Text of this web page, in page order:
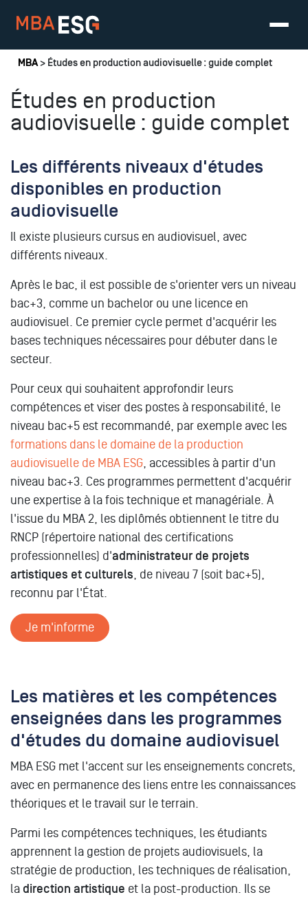
Vous êtes ici
MBA> Études en production audiovisuelle : guide complet
Études en production
audiovisuelle : guide complet
Les différents niveaux d'études
disponibles en production
audiovisuelle
Il existe plusieurs cursus en audiovisuel, avec
différents niveaux.
Après le bac, il est possible de s'orienter vers un niveau
bac+3, comme un bachelor ou une licence en
audiovisuel. Ce premier cycle permet d'acquérir les
bases techniques nécessaires pour débuter dans le
secteur.
Pour ceux qui souhaitent approfondir leurs
compétences et viser des postes à responsabilité, le
niveau bac+5 est recommandé, par exemple avec les
formations dans le domaine de la production
audiovisuelle de MBA ESG, accessibles à partir d'un
niveau bac+3. Ces programmes permettent d'acquérir
une expertise à la fois technique et managériale. À
l'issue du MBA 2, les diplômés obtiennent le titre du
RNCP (répertoire national des certifications
professionnelles) d'administrateur de projets
artistiques et culturels, de niveau 7 (soit bac+5),
reconnu par l'État.
Je m'informe
Les matières et les compétences
enseignées dans les programmes
d'études du domaine audiovisuel
MBA ESG met l'accent sur les enseignements concrets,
avec en permanence des liens entre les connaissances
théoriques et le travail sur le terrain.
Parmi les compétences techniques, les étudiants
apprennent la gestion de projets audiovisuels, la
stratégie de production, les techniques de réalisation,
la direction artistique et la post-production. Ils se